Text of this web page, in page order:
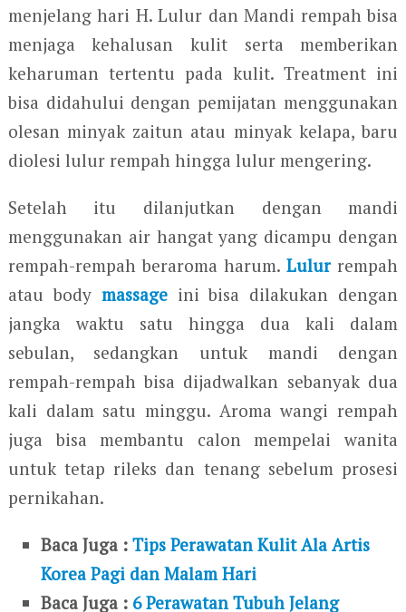
menjelang hari H. Lulur dan Mandi rempah bisa
menjaga kehalusan kulit serta memberikan
keharuman tertentu pada kulit. Treatment ini
bisa didahului dengan pemijatan menggunakan
olesan minyak zaitun atau minyak kelapa, baru
diolesi lulur rempah hingga lulur mengering.
Setelah itu dilanjutkan dengan mandi
menggunakan air hangat yang dicampu dengan
rempah-rempah beraroma harum.Lulurrempah
atau body massageini bisa dilakukan dengan
jangka waktu satu hingga dua kali dalam
sebulan, sedangkan untuk mandi dengan
rempah-rempah bisa dijadwalkan sebanyak dua
kali dalam satu minggu. Aroma wangi rempah
juga bisa membantu calon mempelai wanita
untuk tetap rileks dan tenang sebelum prosesi
pernikahan.
Baca Juga :Tips Perawatan Kulit Ala Artis
Korea Pagi dan Malam Hari
Baca Juga : 6 Perawatan Tubuh Jelang